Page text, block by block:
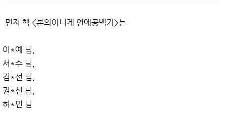
먼저 책 <본의아니게 연애공백기>는
이*예 님,
서*수 님,
김*선 님,
권*선 님,
허*민 님